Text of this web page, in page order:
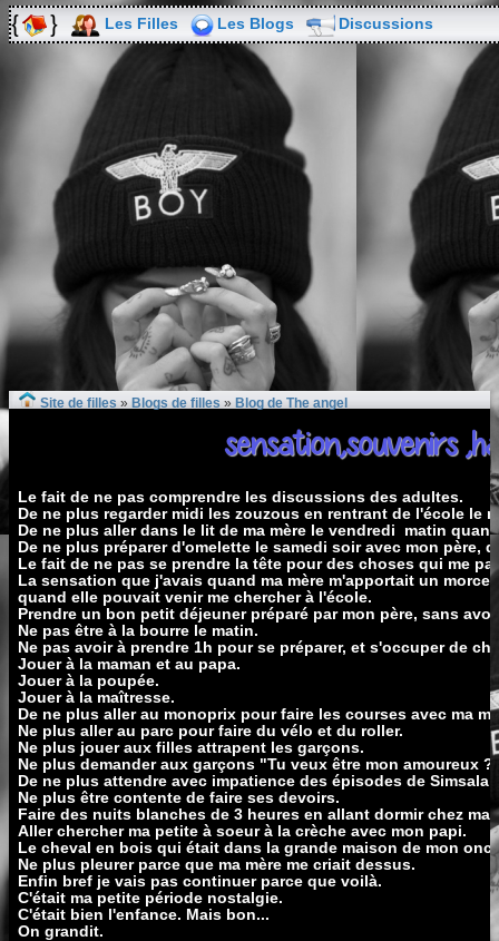
Les Filles Les Blogs Discussions
Site de filles » Blogs de filles » Blog de The angel
sensation,souvenirs
Le fait de ne pas comprendre les discussions des adultes.
De ne plus regarder midi les zouzous en rentrant de l'école le
De ne plus aller dans le lit de ma mère le vendredi matin
De ne plus préparer d'omelette le samedi soir avec mon père,
Le fait de ne pas se prendre la tête pour des choses qui me
La sensation que j'avais quand ma mère m'apportait un
quand elle pouvait venir me chercher à l'école.
Prendre un bon petit déjeuner préparé par mon père, sans
Ne pas être à la bourre le matin.
Ne pas avoir à prendre 1h pour se préparer, et s'occuper de
Jouer à la maman et au papa.
Jouer à la poupée.
Jouer à la maîtresse.
De ne plus aller au monoprix pour faire les courses avec ma
Ne plus aller au parc pour faire du vélo et du roller.
Ne plus jouer aux filles attrapent les garçons.
Ne plus demander aux garçons "Tu veux être mon amoureux
De ne plus attendre avec impatience des épisodes de Simsala
Ne plus être contente de faire ses devoirs.
Faire des nuits blanches de 3 heures en allant dormir chez ma
Aller chercher ma petite à soeur à la crèche avec mon papi.
Le cheval en bois qui était dans la grande maison de mon
Ne plus pleurer parce que ma mère me criait dessus.
Enfin bref je vais pas continuer parce que voilà.
C'était ma petite période nostalgie.
C'était bien l'enfance. Mais bon...
On grandit.